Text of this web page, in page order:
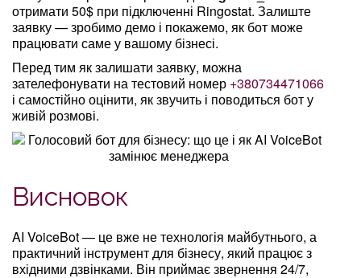
отримати 50$ при підключенні Ringostat. Залиште
заявку — зробимо демо і покажемо, як бот може
працювати саме у вашому бізнесі.
Перед тим як залишати заявку, можна
зателефонувати на тестовий номер +380734471066
і самостійно оцінити, як звучить і поводиться бот у
живій розмові.
Висновок
AI VoiceBot — це вже не технологія майбутнього, а
практичний інструмент для бізнесу, який працює з
вхідними дзвінками. Він приймає звернення 24/7,